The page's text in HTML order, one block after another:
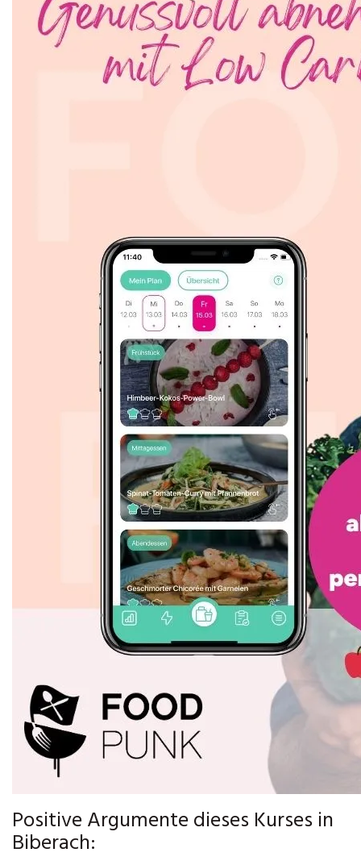
Positive Argumente dieses Kurses in
Biberach: